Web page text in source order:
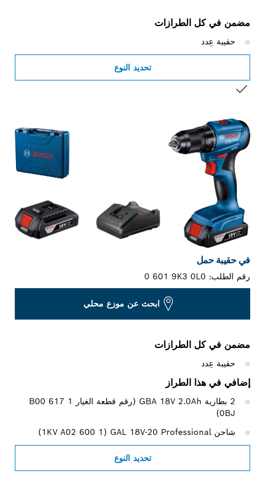
مضمن في كل الطرازات
حقيبة عِدد
تحديد النوع
في حقيبة حمل
رقم الطلب:0 601 9K3 0L0
ابحث عن موزع محلي
مضمن في كل الطرازات
حقيبة عِدد
إضافي في هذا الطراز
0BJ)
شاحن GAL 18V-20 Professional‏ (1 600 A02‏ 1KV)
تحديد النوع